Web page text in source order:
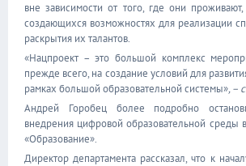
вне зависимости от того, где они
создающихся возможностях для реализации
раскрытия их талантов.
«Нацпроект – это большой комплекс
прежде всего, на создание условий для
рамках большой образовательной системы», –
Андрей Горобец более подробно
внедрения цифровой образовательной среды
«Образование».
Директор департамента рассказал, что к